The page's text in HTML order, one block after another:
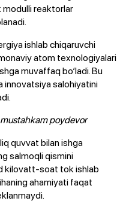
modulli reaktorlar
ishlab chiqaruvchi
atom texnologiyalari
muvaffaq bo‘ladi. Bu
innovatsiya salohiyatini
poydevor
quvvat bilan ishga
salmoqli qismini
kilovatt-soat tok ishlab
ahamiyati faqat